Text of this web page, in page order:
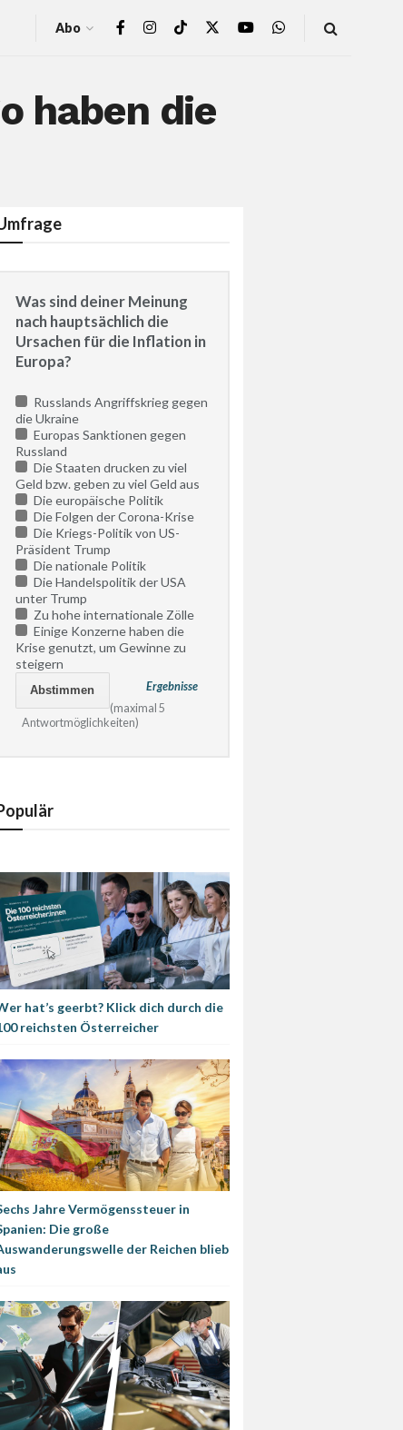
Abo
haben die
Was sind deiner Meinung
nach hauptsächlich die
Ursachen für die Inflation in
Europa?
Russlands Angriffskrieg gegen
die Ukraine
Europas Sanktionen gegen
Russland
Die Staaten drucken zu viel
Geld bzw. geben zu viel Geld aus
Die europäische Politik
Die Folgen der Corona-Krise
Die Kriegs-Politik von US-
Präsident Trump
Die nationale Politik
Die Handelspolitik der USA
unter Trump
Zu hohe internationale Zölle
Einige Konzerne haben die
Krise genutzt, um Gewinne zu
steigern
Ergebnisse
(maximal 5
Antwortmöglichkeiten)
hat’s geerbt? Klick dich durch die
reichsten Österreicher
Jahre Vermögenssteuer in
Die große
der Reichen blieb